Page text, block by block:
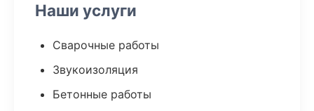
Наши услуги
Сварочные работы
Звукоизоляция
Бетонные работы